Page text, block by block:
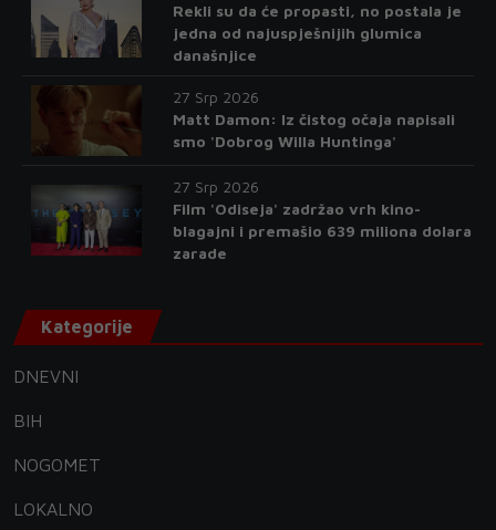
Rekli su da će propasti, no postala je
jedna od najuspješnijih glumica
današnjice
27 Srp 2026
Matt Damon: Iz čistog očaja napisali
smo 'Dobrog Willa Huntinga'
27 Srp 2026
Film 'Odiseja' zadržao vrh kino-
blagajni i premašio 639 miliona dolara
zarade
Kategorije
DNEVNI
BIH
NOGOMET
LOKALNO